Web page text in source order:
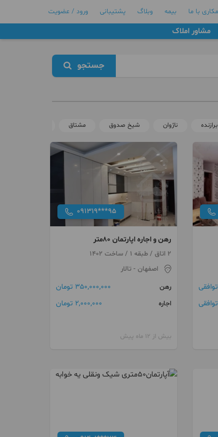
با ما بیمه وبلاگ پشتیبانی ورود / عضویت
مشاور املاک
جستجو
برازنده ناژوان شیخ صدوق مشتاق
توافقی
توافقی
091319***95
رهن و اجاره اپارتمان ۸۰متر
2 اتاق / طبقه 1 / ساخت 1402
اصفهان - تالار
رهن
350,000,000 تومان
اجاره 2,000,000 تومان
بیش از 12 ماه پیش